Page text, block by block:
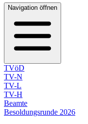
Navigation öffnen
TVöD
TV-N
TV-L
TV-H
Beamte
Besoldungsrunde 2026